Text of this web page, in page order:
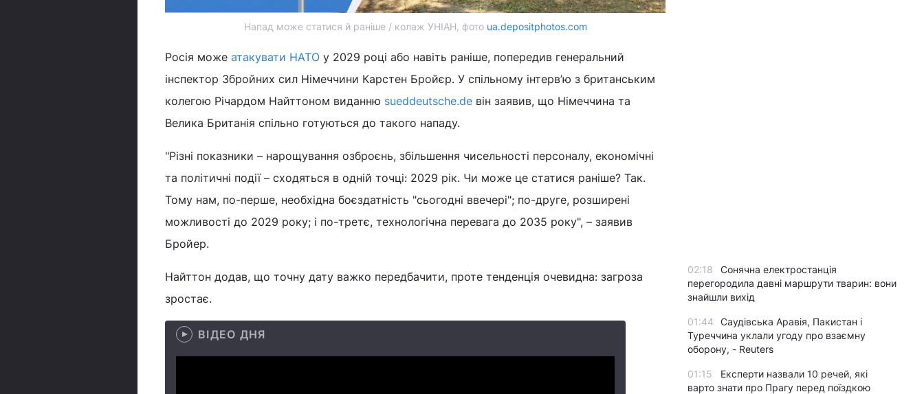
Напад може статися й раніше / колаж УНІАН, фото ua.depositphotos.com
Росія може атакувати НАТО у 2029 році або навіть раніше, попередив генеральний
інспектор Збройних сил Німеччини Карстен Бройєр. У спільному інтерв’ю з британським
колегою Річардом Найттоном виданню sueddeutsche.de він заявив, що Німеччина та
Велика Британія спільно готуються до такого нападу.
"Різні показники – нарощування озброєнь, збільшення чисельності персоналу, економічні
та політичні події – сходяться в одній точці: 2029 рік. Чи може це статися раніше? Так.
Тому нам, по-перше, необхідна боєздатність "сьогодні ввечері"; по-друге, розширені
можливості до 2029 року; і по-третє, технологічна перевага до 2035 року", – заявив
Бройер.
Найттон додав, що точну дату важко передбачити, проте тенденція очевидна: загроза
зростає.
ВІДЕО ДНЯ
02:18
Сонячна електростанція
перегородила давні маршрути тварин: вони
знайшли вихід
01:44
Саудівська Аравія, Пакистан і
Туреччина уклали угоду про взаємну
оборону, - Reuters
01:15
Експерти назвали 10 речей, які
варто знати про Прагу перед поїздкою